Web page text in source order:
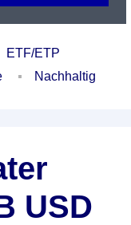
ETF/ETP
Nachhaltig
USD